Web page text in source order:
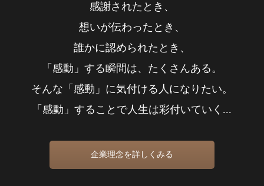
感謝されたとき、
想いが伝わったとき、
誰かに認められたとき、
「感動」する瞬間は、たくさんある。
そんな「感動」に気付ける人になりたい。
「感動」することで人生は彩付いていく...
企業理念を詳しくみる